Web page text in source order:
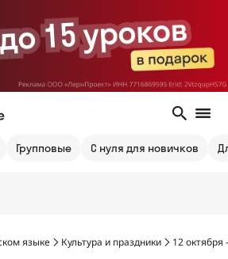
Групповые С нуля для новичков
языке Культура и праздники 12